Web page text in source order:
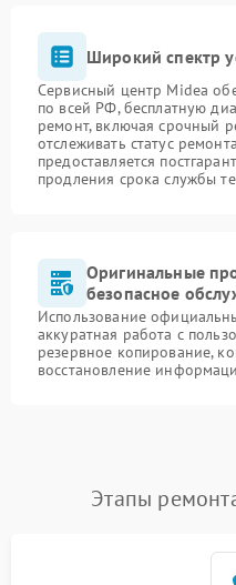
Широкий спектр
Сервисный центр Midea
по всей РФ, бесплатную
ремонт, включая срочный
отслеживать статус
предоставляется
продления срока службы
Оригинальные
безопасное
Использование
аккуратная работа с
резервное копирование,
восстановление
Этапы